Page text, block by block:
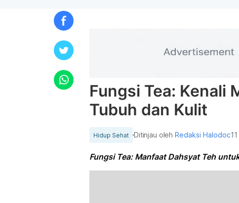
Fungsi Tea: Kenali
Tubuh dan Kulit
Hidup Sehat Ditinjau olehRedaksi Halodoc
Fungsi Tea: Manfaat Dahsyat Teh